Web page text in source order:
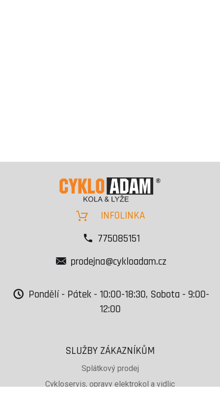
INFOLINKA
775085151
prodejna@cykloadam.cz
Pondělí - Pátek - 10:00-18:30, Sobota - 9:00-
12:00
SLUŽBY ZÁKAZNÍKŮM
Splátkový prodej
Cykloservis, opravy elektrokol a vidlic